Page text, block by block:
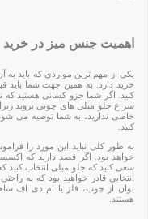
اهمیت جنس میز در خرید
یکی از مهم ترین مواردی که باید
خرید دارد. به همین جهت شما باید
کنید. اگر شما جزو کسانی هستید که
سراغ جلو مبلی های چوبی بروید
خاصی ندارید، به شما توصیه می
کنید.
به طور کلی نباید این مورد را
خواهد بود. اگر قصد دارید که
سعی کنید که جلو مبلی انتخاب کنید
انتخابی قادر خواهید بود که به
توان از چوب، فلز یا ام دی اف
هستند.